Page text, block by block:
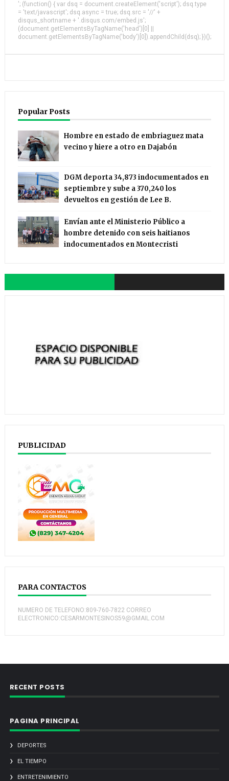
'; (function() { var dsq = document.createElement('script'); dsq.type
= 'text/javascript'; dsq.async = true; dsq.src = '//' +
disqus_shortname + '.disqus.com/embed.js';
(document.getElementsByTagName('head')[0] ||
document.getElementsByTagName('body')[0]).appendChild(dsq); })();
Popular Posts
Hombre en estado de embriaguez mata
vecino y hiere a otro en Dajabón
DGM deporta 34,873 indocumentados en
septiembre y sube a 370,240 los
devueltos en gestión de Lee B.
Envían ante el Ministerio Público a
hombre detenido con seis haitianos
indocumentados en Montecristi
PUBLICIDAD
PARA CONTACTOS
NUMERO DE TELEFONO:809-760-7822 CORREO
ELECTRONICO:CESARMONTESINOS59@GMAIL.COM
RECENT POSTS
PAGINA PRINCIPAL
DEPORTES
EL TIEMPO
ENTRETENIMIENTO